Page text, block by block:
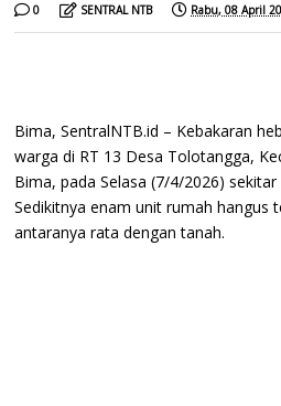
0 SENTRAL NTB Rabu, 08 April
Bima, SentralNTB.id – Kebakaran
warga di RT 13 Desa Tolotangga,
Bima, pada Selasa (7/4/2026) sekitar
Sedikitnya enam unit rumah hangus
antaranya rata dengan tanah.